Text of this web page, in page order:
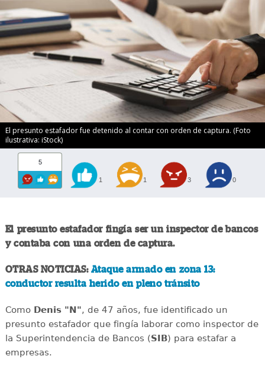
El presunto estafador fue detenido al contar con orden de captura. (Foto
ilustrativa: iStock)
5
1 1 3 0
El presunto estafador fingía ser un inspector de bancos
y contaba con una orden de captura.
OTRAS NOTICIAS: Ataque armado en zona 13:
conductor resulta herido en pleno tránsito
Como Denis "N", de 47 años, fue identificado un
presunto estafador que fingía laborar como inspector de
la Superintendencia de Bancos (SIB) para estafar a
empresas.